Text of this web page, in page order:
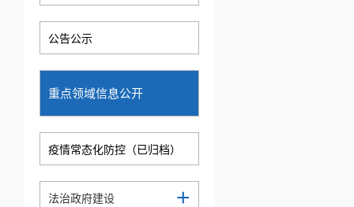
公告公示
重点领域信息公开
疫情常态化防控（已归档）
法治政府建设 +